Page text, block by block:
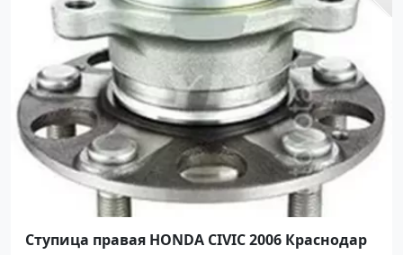
Ступица правая HONDA CIVIC 2006 Краснодар